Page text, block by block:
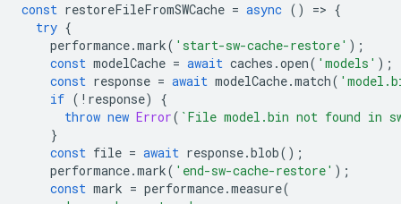
const restoreFileFromSWCache = async () => {
try {
performance.mark( 'start-sw-cache-restore' );
const modelCache = await caches .open( 'models' );
const response = await modelCache.match(
if ( ! response)
{
throw new Error( `File model.bin not found in
}
const file = await response.blob();
performance.mark( 'end-sw-cache-restore' );
const mark = performance.measure(